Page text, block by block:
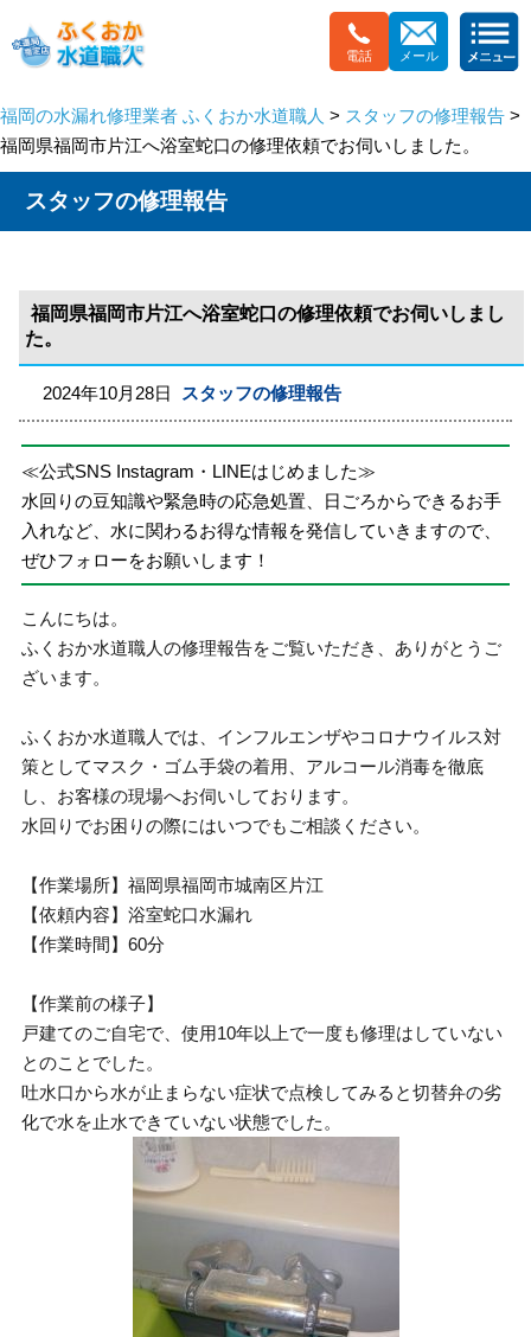
電話 メール
福岡の水漏れ修理業者 ふくおか水道職人 > スタッフの修理報告 >
福岡県福岡市片江へ浴室蛇口の修理依頼でお伺いしました。
スタッフの修理報告
福岡県福岡市片江へ浴室蛇口の修理依頼でお伺いしまし
た。
2024年10月28日 スタッフの修理報告
≪公式SNS Instagram・LINEはじめました≫
水回りの豆知識や緊急時の応急処置、日ごろからできるお手
入れなど、水に関わるお得な情報を発信していきますので、
ぜひフォローをお願いします！
こんにちは。
ふくおか水道職人の修理報告をご覧いただき、ありがとうご
ざいます。
ふくおか水道職人では、インフルエンザやコロナウイルス対
策としてマスク・ゴム手袋の着用、アルコール消毒を徹底
し、お客様の現場へお伺いしております。
水回りでお困りの際にはいつでもご相談ください。
【作業場所】福岡県福岡市城南区片江
【依頼内容】浴室蛇口水漏れ
【作業時間】60分
【作業前の様子】
戸建てのご自宅で、使用10年以上で一度も修理はしていない
とのことでした。
吐水口から水が止まらない症状で点検してみると切替弁の劣
化で水を止水できていない状態でした。